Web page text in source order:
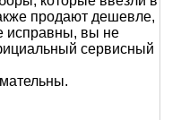
продают дешевле,
исправны, вы не
сервисный